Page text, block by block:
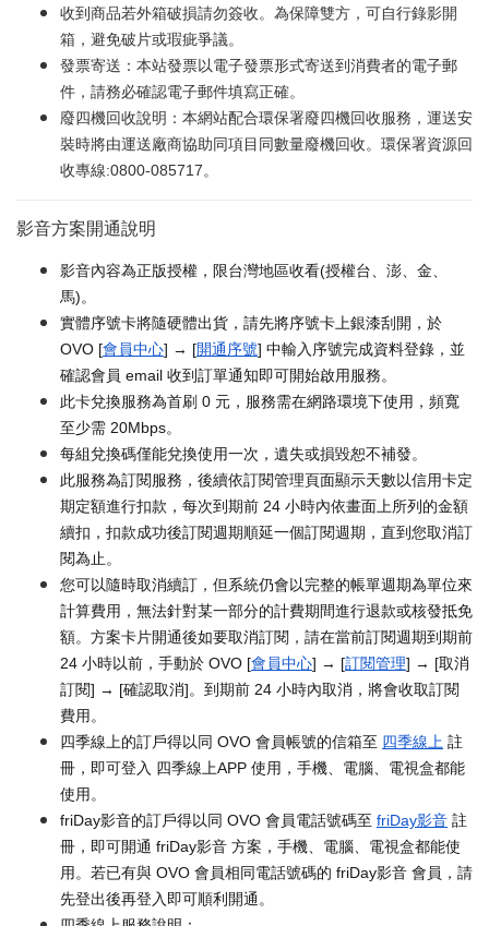
收到商品若外箱破損請勿簽收。為保障雙方，可自行錄影開
箱，避免破片或瑕疵爭議。
發票寄送：本站發票以電子發票形式寄送到消費者的電子郵
件，請務必確認電子郵件填寫正確。
廢四機回收說明：本網站配合環保署廢四機回收服務，運送安
裝時將由運送廠商協助同項目同數量廢機回收。環保署資源回
收專線:0800-085717。
影音方案開通說明
影音內容為正版授權，限台灣地區收看(授權台、澎、金、
馬)。
實體序號卡將隨硬體出貨，請先將序號卡上銀漆刮開，於
OVO [會員中心] → [開通序號] 中輸入序號完成資料登錄，並
確認會員 email 收到訂單通知即可開始啟用服務。
此卡兌換服務為首刷 0 元，服務需在網路環境下使用，頻寬
至少需 20Mbps。
每組兌換碼僅能兌換使用一次，遺失或損毀恕不補發。
此服務為訂閱服務，後續依訂閱管理頁面顯示天數以信用卡定
期定額進行扣款，每次到期前 24 小時內依畫面上所列的金額
續扣，扣款成功後訂閱週期順延一個訂閱週期，直到您取消訂
閱為止。
您可以隨時取消續訂，但系統仍會以完整的帳單週期為單位來
計算費用，無法針對某一部分的計費期間進行退款或核發抵免
額。方案卡片開通後如要取消訂閱，請在當前訂閱週期到期前
24 小時以前，手動於 OVO [會員中心] → [訂閱管理] → [取消
訂閱] → [確認取消]。到期前 24 小時內取消，將會收取訂閱
費用。
四季線上的訂戶得以同 OVO 會員帳號的信箱至 四季線上 註
冊，即可登入 四季線上APP 使用，手機、電腦、電視盒都能
使用。
friDay影音的訂戶得以同 OVO 會員電話號碼至 friDay影音 註
冊，即可開通 friDay影音 方案，手機、電腦、電視盒都能使
用。若已有與 OVO 會員相同電話號碼的 friDay影音 會員，請
先登出後再登入即可順利開通。